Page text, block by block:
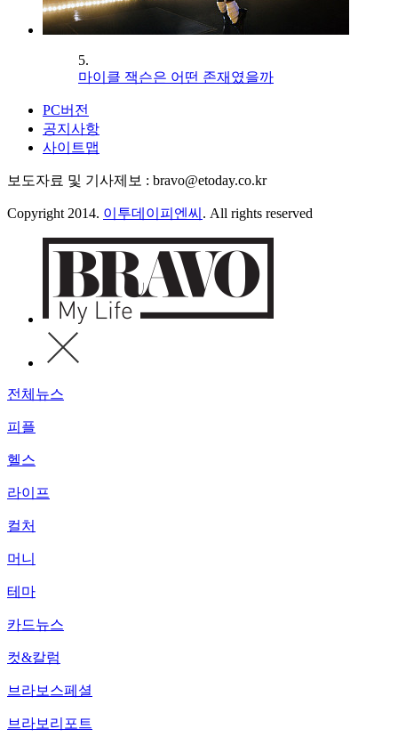
5.
마이클 잭슨은 어떤 존재였을까
PC버전
공지사항
사이트맵
보도자료 및 기사제보 : bravo@etoday.co.kr
Copyright 2014. 이투데이피엔씨 . All rights reserved
전체뉴스
피플
헬스
라이프
컬처
머니
테마
카드뉴스
컷&칼럼
브라보스페셜
브라보리포트